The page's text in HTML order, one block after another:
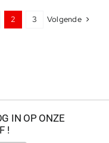
2 3 Volgende
IN OP ONZE
!